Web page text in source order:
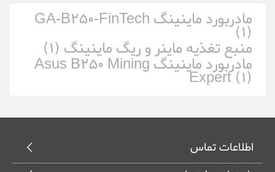
مادربورد ماینینگ GA-B250-FinTech
(1)
منبع تغذیه ماینر و ریگ ماینینگ (1)
مادربورد ماینینگ Asus B250 Mining
Expert (1)
اطلاعات تماس